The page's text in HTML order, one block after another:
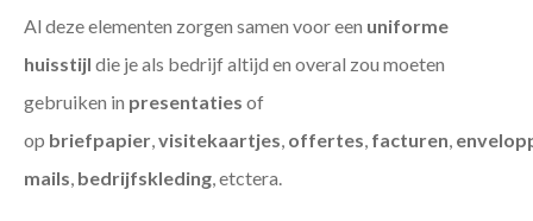
Al deze elementen zorgen samen voor een uniforme
huisstijl die je als bedrijf altijd en overal zou moeten
gebruiken in presentaties of
op briefpapier,visitekaartjes, offertes, facturen,
mails, bedrijfskleding, etctera.